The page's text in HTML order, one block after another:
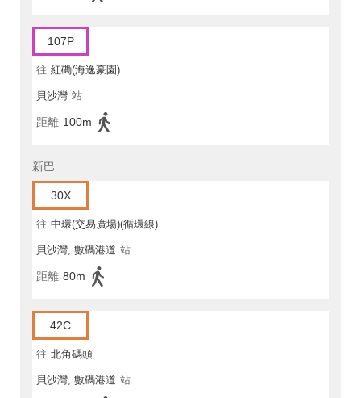
107P
往 紅磡(海逸豪園)
貝沙灣 站
距離 100m
新巴
30X
往 中環(交易廣場)(循環線)
貝沙灣, 數碼港道 站
距離 80m
42C
往 北角碼頭
貝沙灣, 數碼港道 站